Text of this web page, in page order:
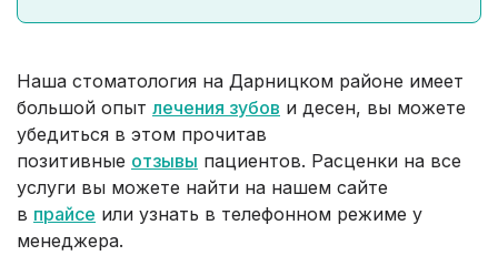
Наша стоматология на Дарницком районе имеет
большой опыт лечения зубов и десен, вы можете
убедиться в этом прочитав
позитивные отзывы пациентов. Расценки на все
услуги вы можете найти на нашем сайте
в прайсе или узнать в телефонном режиме у
менеджера.